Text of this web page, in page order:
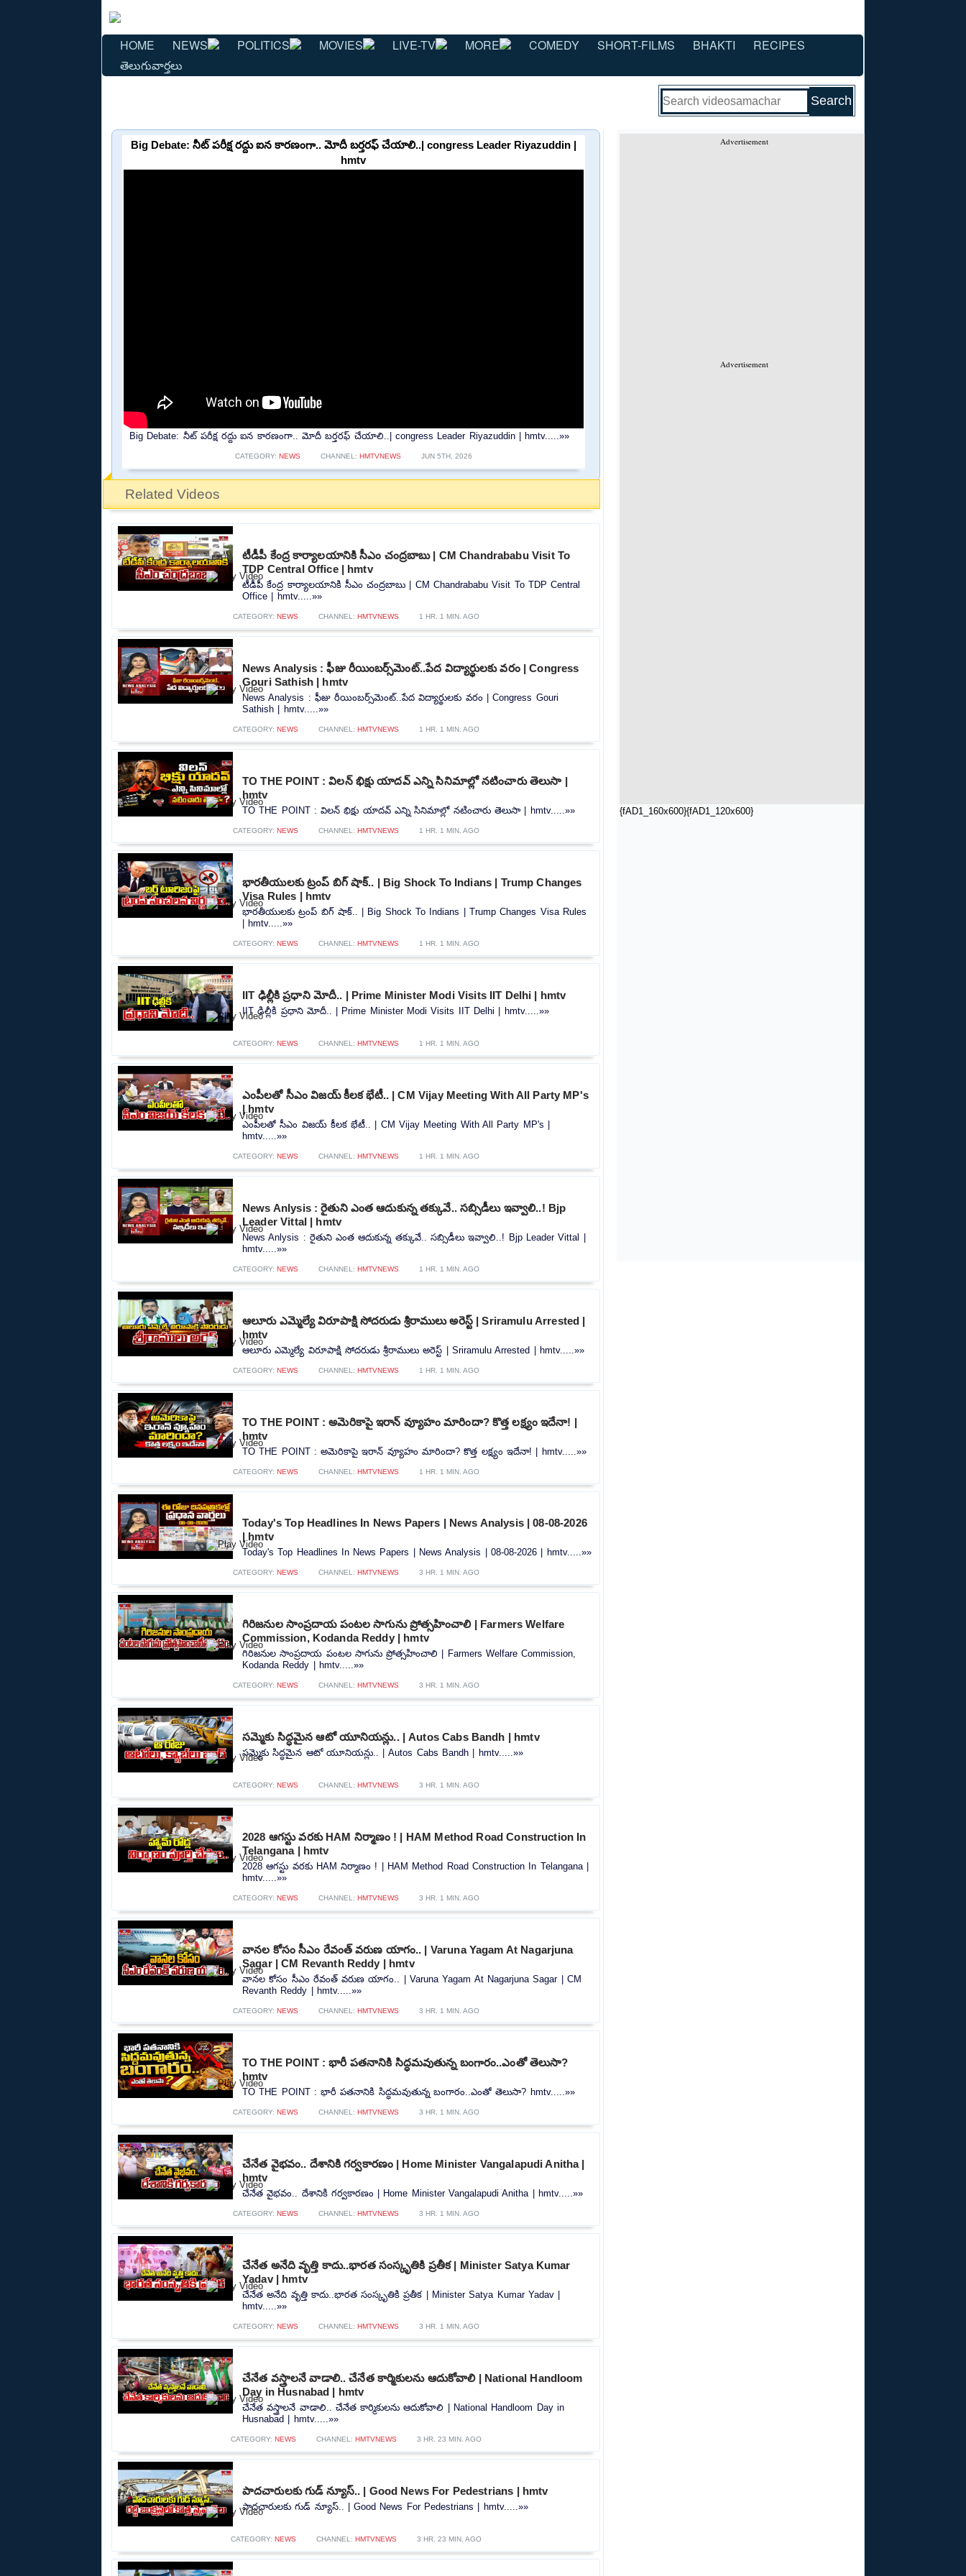
HOME NEWS POLITICS MOVIES LIVE-TV MORE COMEDY SHORT-FILMS BHAKTI
RECIPES
తెలుగువార్తలు
Advertisement
Advertisement
{fAD1_160x600}{fAD1_120x600}
Big Debate: నీట్ పరీక్ష రద్దు ఐన కారణంగా.. మోదీ బర్తరఫ్ చేయాలి..| congress Leader Riyazuddin |
hmtv
Big Debate: నీట్ పరీక్ష రద్దు ఐన కారణంగా.. మోదీ బర్తరఫ్ చేయాలి..| congress Leader Riyazuddin | hmtv.....»»
CATEGORY: NEWS CHANNEL: HMTVNEWS JUN 5TH, 2026
Related Videos
టీడీపీ కేంద్ర కార్యాలయానికి సీఎం చంద్రబాబు | CM Chandrababu Visit To
TDP Central Office | hmtv
టీడీపీ కేంద్ర కార్యాలయానికి సీఎం చంద్రబాబు | CM Chandrababu Visit To TDP Central
Office | hmtv.....»»
CATEGORY: NEWS CHANNEL: HMTVNEWS 1 HR. 1 MIN. AGO
News Analysis : ఫీజు రీయింబర్స్‌మెంట్‌..పేద విద్యార్థులకు వరం | Congress
Gouri Sathish | hmtv
News Analysis : ఫీజు రీయింబర్స్‌మెంట్‌..పేద విద్యార్థులకు వరం | Congress Gouri
Sathish | hmtv.....»»
CATEGORY: NEWS CHANNEL: HMTVNEWS 1 HR. 1 MIN. AGO
TO THE POINT : విలన్ భిక్షు యాదవ్ ఎన్ని సినిమాల్లో నటించారు తెలుసా |
hmtv
TO THE POINT : విలన్ భిక్షు యాదవ్ ఎన్ని సినిమాల్లో నటించారు తెలుసా | hmtv.....»»
CATEGORY: NEWS CHANNEL: HMTVNEWS 1 HR. 1 MIN. AGO
భారతీయులకు ట్రంప్ బిగ్ షాక్.. | Big Shock To Indians | Trump Changes
Visa Rules | hmtv
భారతీయులకు ట్రంప్ బిగ్ షాక్.. | Big Shock To Indians | Trump Changes Visa Rules
| hmtv.....»»
CATEGORY: NEWS CHANNEL: HMTVNEWS 1 HR. 1 MIN. AGO
IIT ఢిల్లీకి ప్రధాని మోదీ.. | Prime Minister Modi Visits IIT Delhi | hmtv
IIT ఢిల్లీకి ప్రధాని మోదీ.. | Prime Minister Modi Visits IIT Delhi | hmtv.....»»
CATEGORY: NEWS CHANNEL: HMTVNEWS 1 HR. 1 MIN. AGO
ఎంపీలతో సీఎం విజయ్ కీలక భేటీ.. | CM Vijay Meeting With All Party MP's
| hmtv
ఎంపీలతో సీఎం విజయ్ కీలక భేటీ.. | CM Vijay Meeting With All Party MP's |
hmtv.....»»
CATEGORY: NEWS CHANNEL: HMTVNEWS 1 HR. 1 MIN. AGO
News Anlysis : రైతుని ఎంత ఆదుకున్న తక్కువే.. సబ్సిడీలు ఇవ్వాలి..! Bjp
Leader Vittal | hmtv
News Anlysis : రైతుని ఎంత ఆదుకున్న తక్కువే.. సబ్సిడీలు ఇవ్వాలి..! Bjp Leader Vittal |
hmtv.....»»
CATEGORY: NEWS CHANNEL: HMTVNEWS 1 HR. 1 MIN. AGO
ఆలూరు ఎమ్మెల్యే విరూపాక్షి సోదరుడు శ్రీరాములు అరెస్ట్‌ | Sriramulu Arrested |
hmtv
ఆలూరు ఎమ్మెల్యే విరూపాక్షి సోదరుడు శ్రీరాములు అరెస్ట్‌ | Sriramulu Arrested | hmtv.....»»
CATEGORY: NEWS CHANNEL: HMTVNEWS 1 HR. 1 MIN. AGO
TO THE POINT : అమెరికాపై ఇరాన్ వ్యూహం మారిందా? కొత్త లక్ష్యం ఇదేనా! |
hmtv
TO THE POINT : అమెరికాపై ఇరాన్ వ్యూహం మారిందా? కొత్త లక్ష్యం ఇదేనా! | hmtv.....»»
CATEGORY: NEWS CHANNEL: HMTVNEWS 1 HR. 1 MIN. AGO
Today's Top Headlines In News Papers | News Analysis | 08-08-2026
| hmtv
Today's Top Headlines In News Papers | News Analysis | 08-08-2026 | hmtv.....»»
CATEGORY: NEWS CHANNEL: HMTVNEWS 3 HR. 1 MIN. AGO
గిరిజనుల సాంప్రదాయ పంటల సాగును ప్రోత్సహించాలి | Farmers Welfare
Commission, Kodanda Reddy | hmtv
గిరిజనుల సాంప్రదాయ పంటల సాగును ప్రోత్సహించాలి | Farmers Welfare Commission,
Kodanda Reddy | hmtv.....»»
CATEGORY: NEWS CHANNEL: HMTVNEWS 3 HR. 1 MIN. AGO
సమ్మెకు సిద్ధమైన ఆటో యూనియన్లు.. | Autos Cabs Bandh | hmtv
సమ్మెకు సిద్ధమైన ఆటో యూనియన్లు.. | Autos Cabs Bandh | hmtv.....»»
CATEGORY: NEWS CHANNEL: HMTVNEWS 3 HR. 1 MIN. AGO
2028 ఆగస్టు వరకు HAM నిర్మాణం ! | HAM Method Road Construction In
Telangana | hmtv
2028 ఆగస్టు వరకు HAM నిర్మాణం ! | HAM Method Road Construction In Telangana |
hmtv.....»»
CATEGORY: NEWS CHANNEL: HMTVNEWS 3 HR. 1 MIN. AGO
వానల కోసం సీఎం రేవంత్ వరుణ యాగం.. | Varuna Yagam At Nagarjuna
Sagar | CM Revanth Reddy | hmtv
వానల కోసం సీఎం రేవంత్ వరుణ యాగం.. | Varuna Yagam At Nagarjuna Sagar | CM
Revanth Reddy | hmtv.....»»
CATEGORY: NEWS CHANNEL: HMTVNEWS 3 HR. 1 MIN. AGO
TO THE POINT : భారీ పతనానికి సిద్ధమవుతున్న బంగారం..ఎంతో తెలుసా?
hmtv
TO THE POINT : భారీ పతనానికి సిద్ధమవుతున్న బంగారం..ఎంతో తెలుసా? hmtv.....»»
CATEGORY: NEWS CHANNEL: HMTVNEWS 3 HR. 1 MIN. AGO
చేనేత వైభవం.. దేశానికి గర్వకారణం | Home Minister Vangalapudi Anitha |
hmtv
చేనేత వైభవం.. దేశానికి గర్వకారణం | Home Minister Vangalapudi Anitha | hmtv.....»»
CATEGORY: NEWS CHANNEL: HMTVNEWS 3 HR. 1 MIN. AGO
చేనేత అనేది వృత్తి కాదు..భారత సంస్కృతికి ప్రతీక | Minister Satya Kumar
Yadav | hmtv
చేనేత అనేది వృత్తి కాదు..భారత సంస్కృతికి ప్రతీక | Minister Satya Kumar Yadav |
hmtv.....»»
CATEGORY: NEWS CHANNEL: HMTVNEWS 3 HR. 1 MIN. AGO
చేనేత వస్త్రాలనే వాడాలి.. చేనేత కార్మికులను ఆదుకోవాలి | National Handloom
Day in Husnabad | hmtv
చేనేత వస్త్రాలనే వాడాలి.. చేనేత కార్మికులను ఆదుకోవాలి | National Handloom Day in
Husnabad | hmtv.....»»
CATEGORY: NEWS CHANNEL: HMTVNEWS 3 HR. 23 MIN. AGO
పాదచారులకు గుడ్ న్యూస్.. | Good News For Pedestrians | hmtv
పాదచారులకు గుడ్ న్యూస్.. | Good News For Pedestrians | hmtv.....»»
CATEGORY: NEWS CHANNEL: HMTVNEWS 3 HR. 23 MIN. AGO